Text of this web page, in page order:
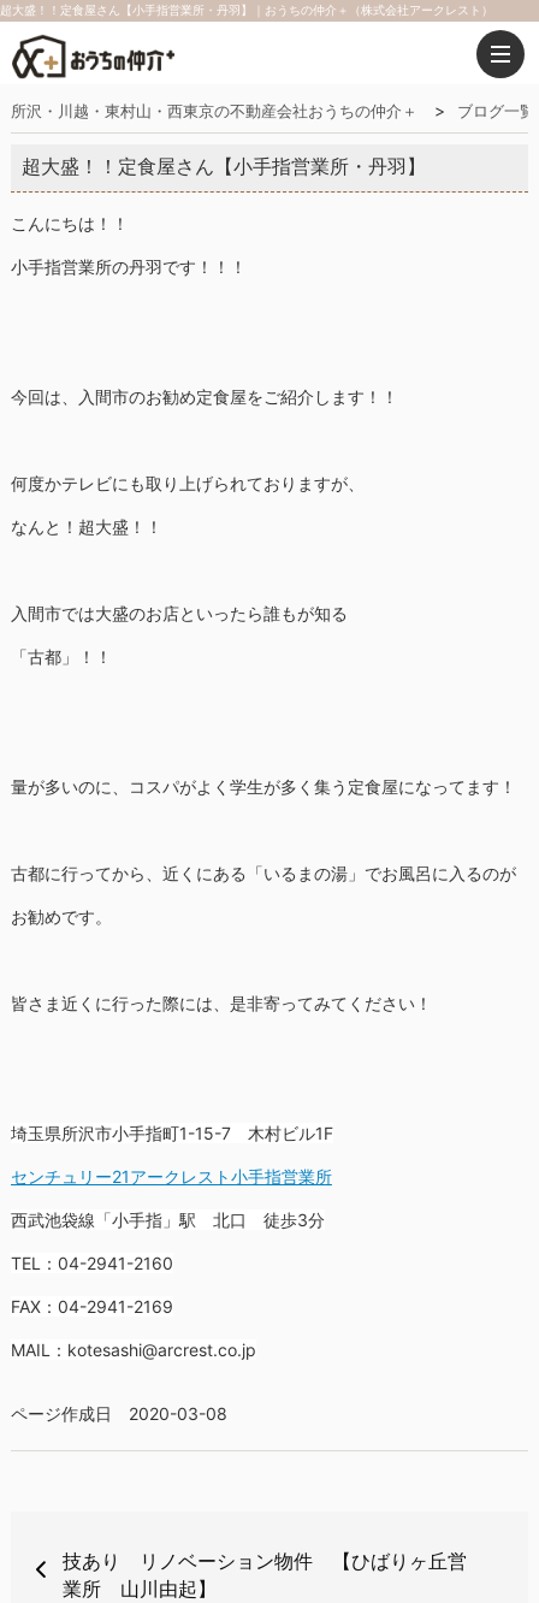
超大盛！！定食屋さん【小手指営業所・丹羽】｜おうちの仲介＋（株式会社アークレスト）
所沢・川越・東村山・西東京の不動産会社おうちの仲介＋ ブログ一覧
超大盛！！定食屋さん【小手指営業所・丹羽】
こんにちは！！
小手指営業所の丹羽です！！！
今回は、入間市のお勧め定食屋をご紹介します！！
何度かテレビにも取り上げられておりますが、
なんと！超大盛！！
入間市では大盛のお店といったら誰もが知る
「古都」！！
量が多いのに、コスパがよく学生が多く集う定食屋になってます！
古都に行ってから、近くにある「いるまの湯」でお風呂に入るのが
お勧めです。
皆さま近くに行った際には、是非寄ってみてください！
埼玉県所沢市小手指町1-15-7 木村ビル1F
センチュリー21アークレスト小手指営業所
西武池袋線「小手指」駅 北口 徒歩3分
TEL：04-2941-2160
FAX：04-2941-2169
MAIL：kotesashi@arcrest.co.jp
ページ作成日 2020-03-08
技あり リノベーション物件 【ひばりヶ丘営
業所 山川由起】